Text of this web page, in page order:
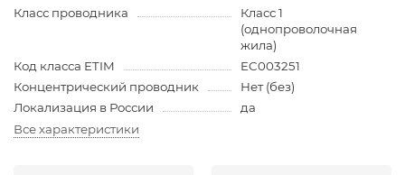
Класс проводника
Класс 1
(однопроволочная
жила)
Код класса ETIM
EC003251
Концентрический проводник
Нет (без)
Локализация в России
да
Все характеристики